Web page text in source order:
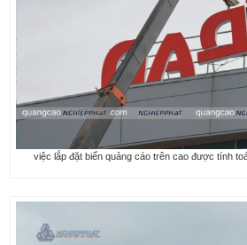
việc lắp đặt biển quảng cáo trên cao được tính